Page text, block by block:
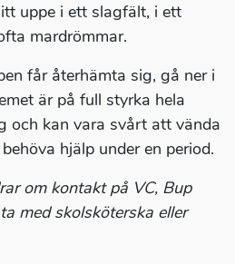
uppe i ett slagfält, i ett
mardrömmar.
får återhämta sig, gå ner i
är på full styrka hela
och kan vara svårt att vända
hjälp under en period.
om kontakt på VC, Bup
med skolsköterska eller